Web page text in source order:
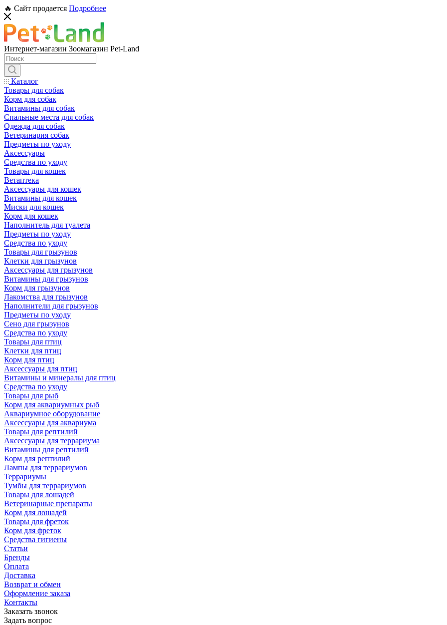
🔥 Сайт продается Подробнее
Интернет-магазин Зоомагазин Pet-Land
Каталог
Товары для собак
Корм для собак
Витамины для собак
Спальные места для собак
Одежда для собак
Ветеринария собак
Предметы по уходу
Аксессуары
Средства по уходу
Товары для кошек
Ветаптека
Аксессуары для кошек
Витамины для кошек
Миски для кошек
Корм для кошек
Наполнитель для туалета
Предметы по уходу
Средства по уходу
Товары для грызунов
Клетки для грызунов
Аксессуары для грызунов
Витамины для грызунов
Корм для грызунов
Лакомства для грызунов
Наполнители для грызунов
Предметы по уходу
Сено для грызунов
Средства по уходу
Товары для птиц
Клетки для птиц
Корм для птиц
Аксессуары для птиц
Витамины и минералы для птиц
Средства по уходу
Товары для рыб
Корм для аквариумных рыб
Аквариумное оборудование
Аксессуары для аквариума
Товары для рептилий
Аксессуары для террариума
Витамины для рептилий
Корм для рептилий
Лампы для террариумов
Террариумы
Тумбы для террариумов
Товары для лошадей
Ветеринарные препараты
Корм для лошадей
Товары для фреток
Корм для фреток
Средства гигиены
Статьи
Бренды
Оплата
Доставка
Возврат и обмен
Оформление заказа
Контакты
Заказать звонок
Задать вопрос